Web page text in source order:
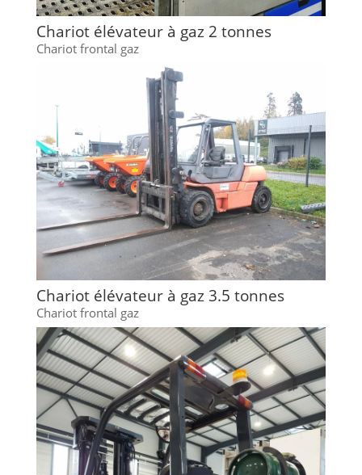
Chariot élévateur à gaz 2 tonnes
Chariot frontal gaz
Chariot élévateur à gaz 3.5 tonnes
Chariot frontal gaz